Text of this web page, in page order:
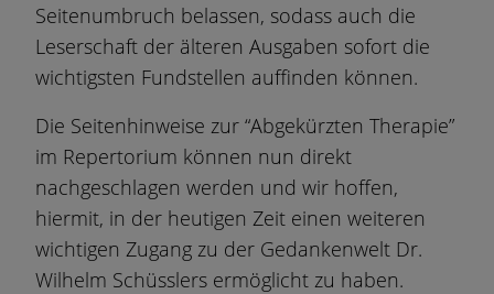
Seitenumbruch belassen, sodass auch die
Leserschaft der älteren Ausgaben sofort die
wichtigsten Fundstellen auffinden können.
Die Seitenhinweise zur “Abgekürzten Therapie”
im Repertorium können nun direkt
nachgeschlagen werden und wir hoffen,
hiermit, in der heutigen Zeit einen weiteren
wichtigen Zugang zu der Gedankenwelt Dr.
Wilhelm Schüsslers ermöglicht zu haben.